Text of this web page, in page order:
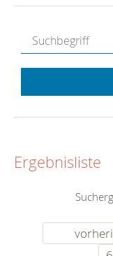
Ergebnisliste